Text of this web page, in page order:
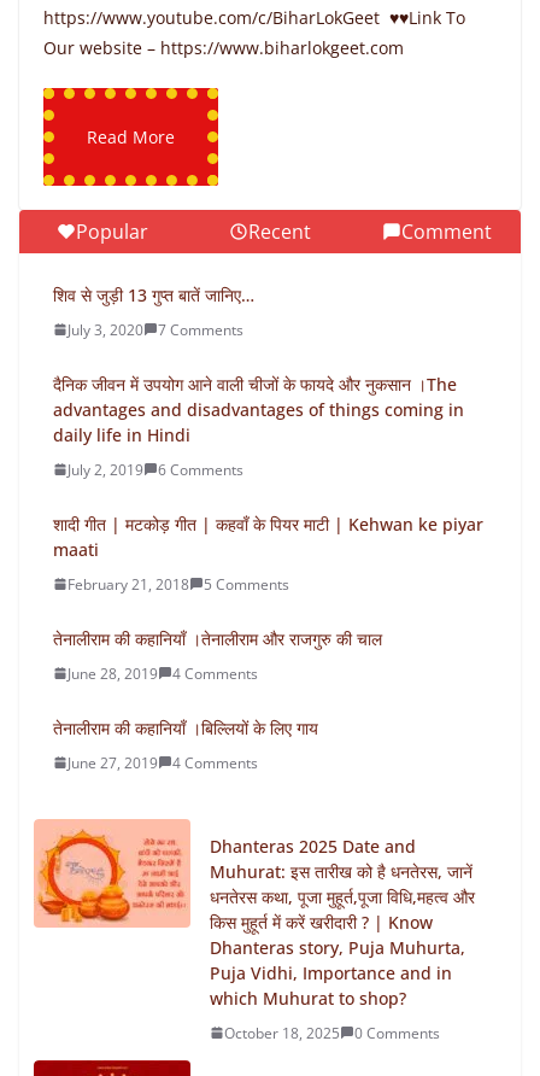
https://www.youtube.com/c/BiharLokGeet ♥♥Link To
Our website – https://www.biharlokgeet.com
Read More
Popular Recent Comment
शिव से जुड़ी 13 गुप्त बातें जानिए…
July 3, 2020 7 Comments
दैनिक जीवन में उपयोग आने वाली चीजों के फायदे और नुकसान ।The
advantages and disadvantages of things coming in
daily life in Hindi
July 2, 2019 6 Comments
शादी गीत | मटकोड़ गीत | कहवाँ के पियर माटी | Kehwan ke piyar
maati
February 21, 2018 5 Comments
तेनालीराम की कहानियाँ ।तेनालीराम और राजगुरु की चाल
June 28, 2019 4 Comments
तेनालीराम की कहानियाँ ।बिल्लियों के लिए गाय
June 27, 2019 4 Comments
Dhanteras 2025 Date and
Muhurat: इस तारीख को है धनतेरस, जानें
धनतेरस कथा, पूजा मुहूर्त,पूजा विधि,महत्व और
किस मुहूर्त में करें खरीदारी ? | Know
Dhanteras story, Puja Muhurta,
Puja Vidhi, Importance and in
which Muhurat to shop?
October 18, 2025 0 Comments